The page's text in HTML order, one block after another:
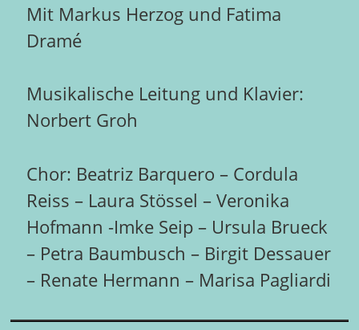
Mit Markus Herzog und Fatima
Dramé
Musikalische Leitung und Klavier:
Norbert Groh
Chor: Beatriz Barquero – Cordula
Reiss – Laura Stössel – Veronika
Hofmann -Imke Seip – Ursula Brueck
– Petra Baumbusch – Birgit Dessauer
– Renate Hermann – Marisa Pagliardi